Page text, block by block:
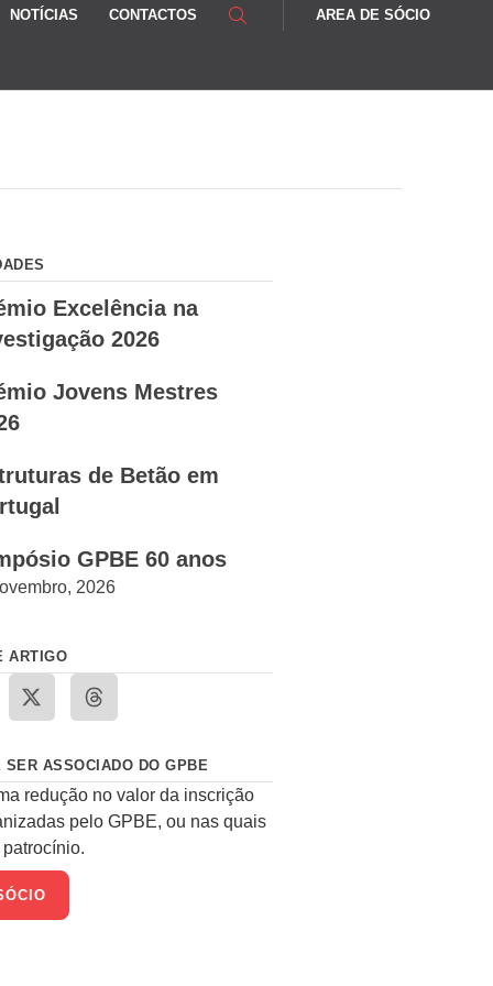
NOTÍCIAS CONTACTOS AREA DE SÓCIO
Excelência na
2026
Jovens Mestres
de Betão em
GPBE 60 anos
2026
ARTIGO
SER ASSOCIADO DO GPBE
redução no valor da inscrição
pelo GPBE, ou nas quais